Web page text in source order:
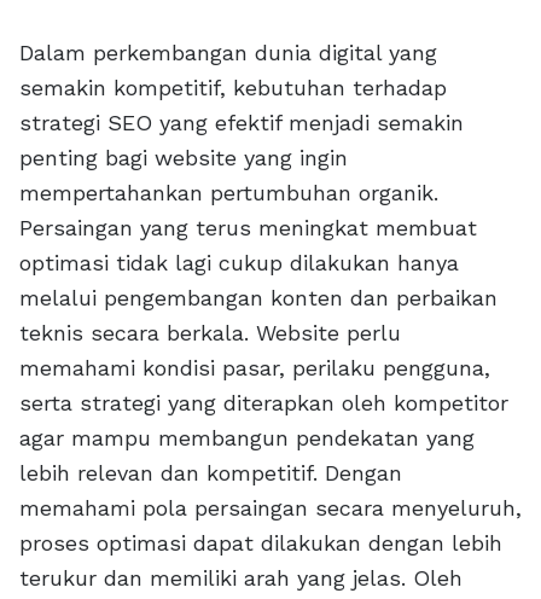
Dalam perkembangan dunia digital yang
semakin kompetitif, kebutuhan terhadap
strategi SEO yang efektif menjadi semakin
penting bagi website yang ingin
mempertahankan pertumbuhan organik.
Persaingan yang terus meningkat membuat
optimasi tidak lagi cukup dilakukan hanya
melalui pengembangan konten dan perbaikan
teknis secara berkala. Website perlu
memahami kondisi pasar, perilaku pengguna,
serta strategi yang diterapkan oleh kompetitor
agar mampu membangun pendekatan yang
lebih relevan dan kompetitif. Dengan
memahami pola persaingan secara menyeluruh,
proses optimasi dapat dilakukan dengan lebih
terukur dan memiliki arah yang jelas. Oleh